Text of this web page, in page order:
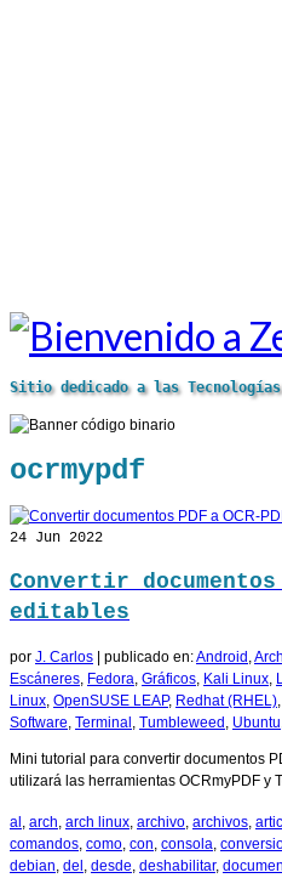
Sitio dedicado a las
ocrmypdf
24 Jun 2022
Convertir documentos
editables
por J. Carlos publicado en:Android ,
Escáneres, Fedora, Gráficos, Kali Linux,
Linux, OpenSUSE LEAP, Redhat (RHEL),
Software, Terminal , Tumbleweed , Ubuntu
Mini tutorial para convertir documentos
utilizará las herramientas OCRmyPDF y
al , arch, arch linux, archivo, archivos,
comandos, como, con, consola,
debian, del , desde, deshabilitar,